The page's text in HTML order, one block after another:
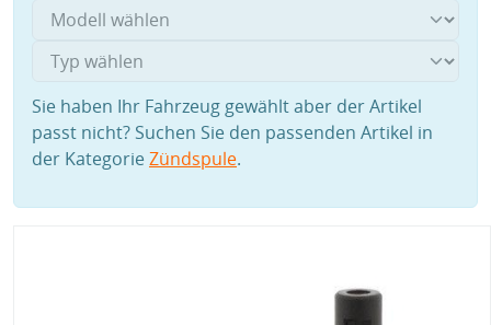
Sie haben Ihr Fahrzeug gewählt aber der Artikel
passt nicht? Suchen Sie den passenden Artikel in
der KategorieZündspule.